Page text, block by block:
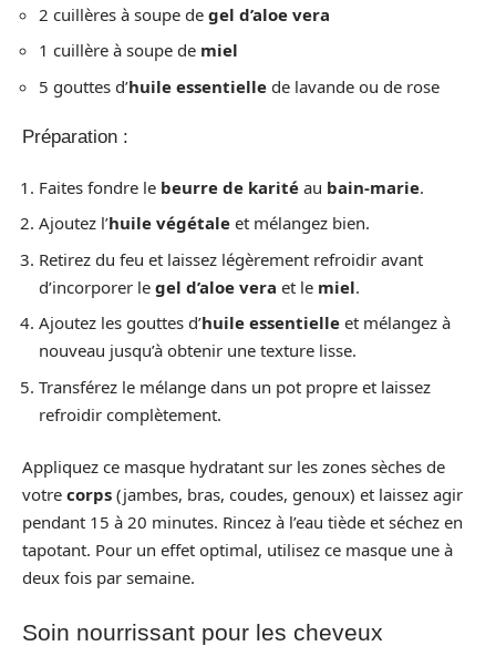
2 cuillères à soupe de gel d’aloe vera
1 cuillère à soupe de miel
5 gouttes d’huile essentielle de lavande ou de rose
Préparation :
Faites fondre le beurre de karité au bain-marie.
Ajoutez l’huile végétale et mélangez bien.
Retirez du feu et laissez légèrement refroidir avant
d’incorporer le gel d’aloe vera et le miel.
Ajoutez les gouttes d’huile essentielle et mélangez à
nouveau jusqu’à obtenir une texture lisse.
Transférez le mélange dans un pot propre et laissez
refroidir complètement.
Appliquez ce masque hydratant sur les zones sèches de
votre corps (jambes, bras, coudes, genoux) et laissez agir
pendant 15 à 20 minutes. Rincez à l’eau tiède et séchez en
tapotant. Pour un effet optimal, utilisez ce masque une à
deux fois par semaine.
Soin nourrissant pour les cheveux